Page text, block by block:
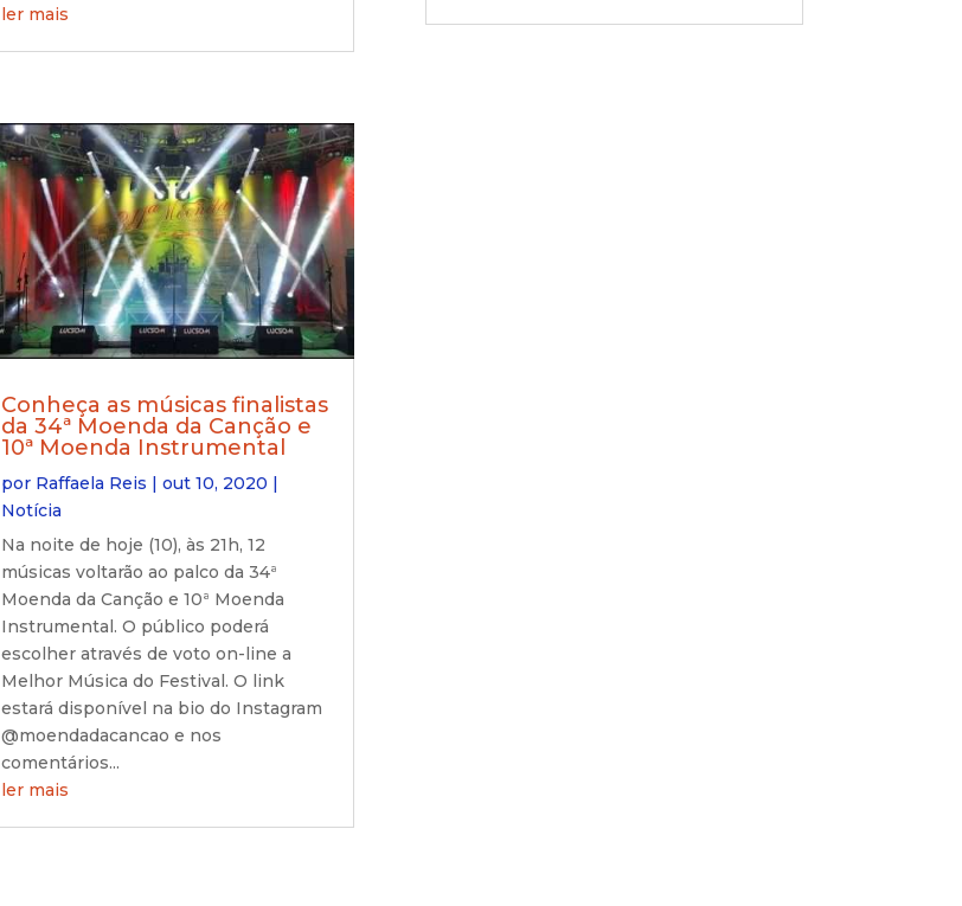
ler mais
Conheça as músicas finalistas
da 34ª Moenda da Canção e
10ª Moenda Instrumental
por Raffaela Reis | out 10, 2020 |
Notícia
Na noite de hoje (10), às 21h, 12
músicas voltarão ao palco da 34ª
Moenda da Canção e 10ª Moenda
Instrumental. O público poderá
escolher através de voto on-line a
Melhor Música do Festival. O link
estará disponível na bio do Instagram
@moendadacancao e nos
comentários...
ler mais